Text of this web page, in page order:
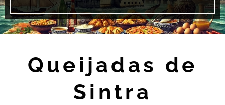
Queijadas de
Sintra